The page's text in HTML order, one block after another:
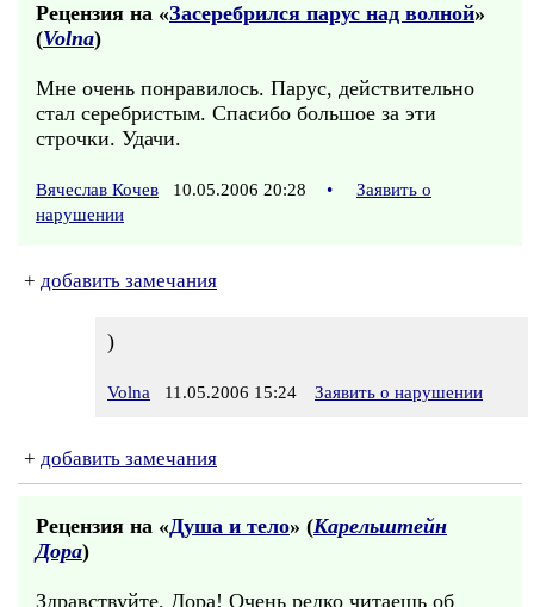
Рецензия на «Засеребрился парус над волной»
(Volna)
Мне очень понравилось. Парус, действительно
стал серебристым. Спасибо большое за эти
строчки. Удачи.
Вячеслав Кочев 10.05.2006 20:28 •
Заявить о
нарушении
+ добавить замечания
)
Volna 11.05.2006 15:24 Заявить о нарушении
+ добавить замечания
Рецензия на «Душа и тело» (Карельштейн
Дора)
Здравствуйте, Дора! Очень редко читаешь об